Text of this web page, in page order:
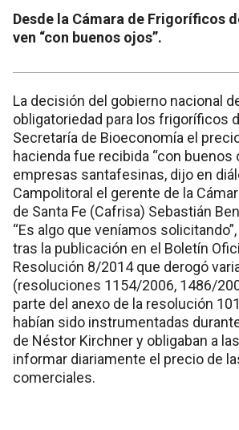
Desde la Cámara de Frigoríficos
ven “con buenos ojos”.
La decisión del gobierno nacional
obligatoriedad para los frigoríficos
Secretaría de Bioeconomía el
hacienda fue recibida “con buenos
empresas santafesinas, dijo en
Campolitoral el gerente de la
de Santa Fe (Cafrisa) Sebastián
“Es algo que veníamos
tras la publicación en el Boletín
Resolución 8/2014 que derogó
(resoluciones 1154/2006, 1486/
parte del anexo de la resolución
habían sido instrumentadas
de Néstor Kirchner y obligaban a
informar diariamente el precio de
comerciales.